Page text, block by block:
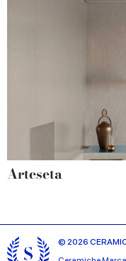
Arteseta
© 2026